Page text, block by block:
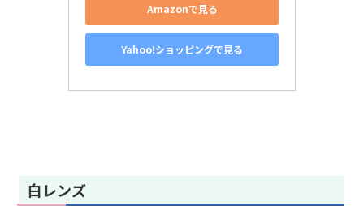
Amazonで見る
Yahoo!ショッピングで見る
白レンズ